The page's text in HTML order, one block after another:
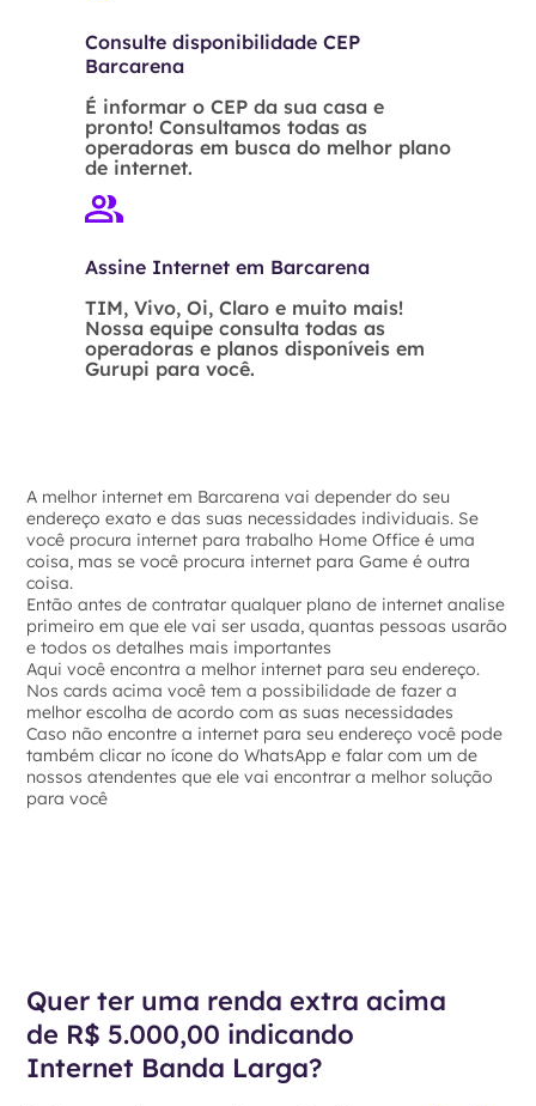
Consulte disponibilidade CEP
Barcarena
É informar o CEP da sua casa e
pronto! Consultamos todas as
operadoras em busca do melhor plano
de internet.
Assine Internet em Barcarena
TIM, Vivo, Oi, Claro e muito mais!
Nossa equipe consulta todas as
operadoras e planos disponíveis em
Gurupi para você.
A melhor internet em Barcarena vai depender do seu
endereço exato e das suas necessidades individuais. Se
você procura internet para trabalho Home Office é uma
coisa, mas se você procura internet para Game é outra
coisa.
Então antes de contratar qualquer plano de internet analise
primeiro em que ele vai ser usada, quantas pessoas usarão
e todos os detalhes mais importantes
Aqui você encontra a melhor internet para seu endereço.
Nos cards acima você tem a possibilidade de fazer a
melhor escolha de acordo com as suas necessidades
Caso não encontre a internet para seu endereço você pode
também clicar no ícone do WhatsApp e falar com um de
nossos atendentes que ele vai encontrar a melhor solução
para você
Quer ter uma renda extra acima
de R$ 5.000,00 indicando
Internet Banda Larga?